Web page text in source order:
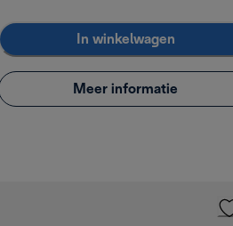
In winkelwagen
Meer informatie